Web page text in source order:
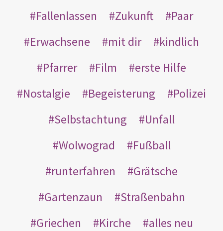
Fallenlassen
Zukunft
Paar
Erwachsene
mit dir
kindlich
Pfarrer
Film
erste Hilfe
Nostalgie
Begeisterung
Polizei
Selbstachtung
Unfall
Wolwograd
Fußball
runterfahren
Grätsche
Gartenzaun
Straßenbahn
Griechen
Kirche
alles neu